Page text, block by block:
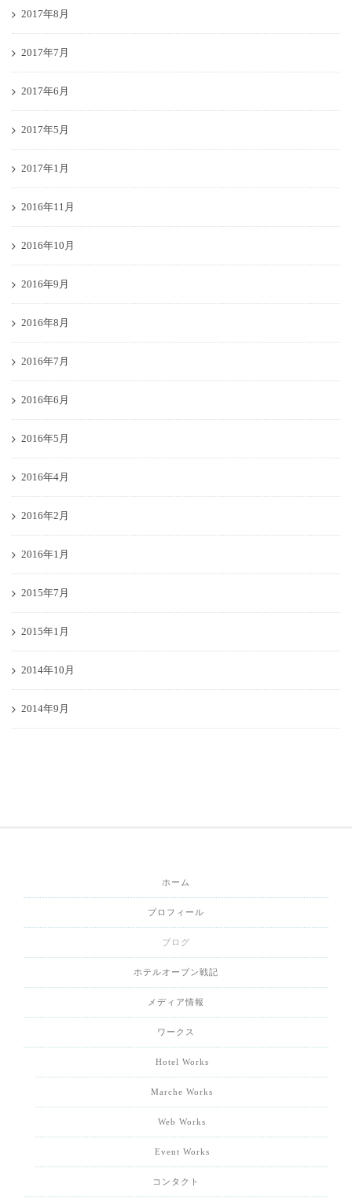
2017年8月
2017年7月
2017年6月
2017年5月
2017年1月
2016年11月
2016年10月
2016年9月
2016年8月
2016年7月
2016年6月
2016年5月
2016年4月
2016年2月
2016年1月
2015年7月
2015年1月
2014年10月
2014年9月
ホーム
プロフィール
ブログ
ホテルオープン戦記
メディア情報
ワークス
Hotel Works
Marche Works
Web Works
Event Works
コンタクト